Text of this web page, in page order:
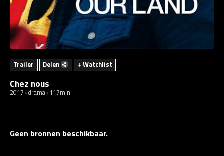
Trailer Delen + Watchlist
Chez nous
2017 drama 117min.
Geen bronnen beschikbaar.